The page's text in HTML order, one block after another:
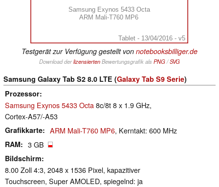
Samsung Exynos 5433 Octa
ARM Mali-T760 MP6
Tablet - 13/04/2016 - v5
Testgerät zur Verfügung gestellt von notebooksbilliger.de
Download derlizensiertenBewertungsgrafik als PNG/SVG
Samsung Galaxy Tab S2 8.0 LTE (Galaxy Tab S9 Serie)
Prozessor
Samsung Exynos 5433 Octa8c/8t 8 x 1.9 GHz,
Cortex-A57/-A53
Grafikkarte ARM Mali-T760 MP6, Kerntakt: 600 MHz
RAM 3 GB
Bildschirm
8.00 Zoll 4:3, 2048 x 1536 Pixel, kapazitiver
Touchscreen, Super AMOLED, spiegelnd: ja